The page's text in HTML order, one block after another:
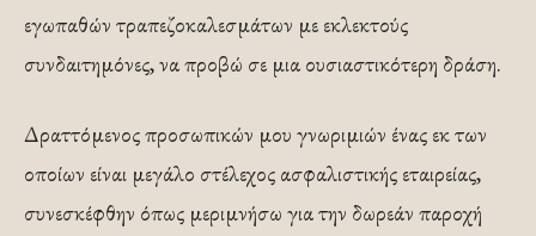
εγωπαθών τραπεζοκαλεσμάτων με εκλεκτούς
συνδαιτημόνες, να προβώ σε μια ουσιαστικότερη δράση.
Δραττόμενος προσωπικών μου γνωριμιών ένας εκ των
οποίων είναι μεγάλο στέλεχος ασφαλιστικής εταιρείας,
συνεσκέφθην όπως μεριμνήσω για την δωρεάν παροχή